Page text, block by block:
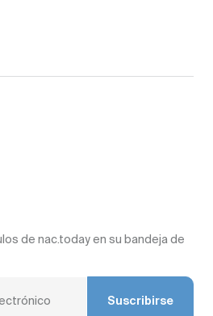
de nac.today en su bandeja de
Suscribirse